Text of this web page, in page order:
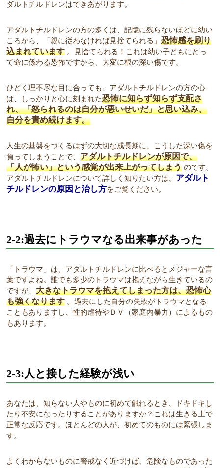
ダルトチルドレンはできあがります。
アダルトチルドレンの方の多くは、記憶に残らないほどに幼い
ころから、「親に従わなければ見捨てられる」恐怖感を刷り
込まれています 。見捨てられる！これは幼い子どもにとっ
て命に係わる恐怖ですから、大変に根の深い傷です。
ひどく理不尽な目に合っても、アダルトチルドレンの方の心
は、しっかりと心に刻まれた恐怖に知らず知らず支配さ
れ、「怒られるのは自分が悪いせいだ」と思い込み、
自分を責め続けます。
人生の基盤をつくるはずの大切な成長期に、こうした深い傷を
負ってしまうことで、アダルトチルドレンが原因で、
「人が怖い」という感覚が出来上がってしまう のです。
アダルトチルドレンについて詳しく知りたい方は、 アダルト
チルドレンの原因と治し方をご覧ください。
2-2:過去にトラウマなる出来事があった
「トラウマ」は、アダルトチルドレンに比べるとメジャーな言
葉ですよね。誰でも多少のトラウマは抱えながら生きているの
ですが、大きなトラウマを抱えてしまった方は、恐怖心
も強くなります 。過去にした自分の失敗がトラウマとなる
こともありますし、性的虐待やＤＶ（家庭内暴力）によるもの
もあります。
2-3:人と接した経験が浅い
あなたは、知らない人やものに初めて触れるとき、ドキドキし
たり不安になったりすることがありますか？これは生きる上で
正常な反応です。ほとんどの人が、初めてのものには緊張しま
す。
よくわからないものに警戒なく近づけば、危険なものであった